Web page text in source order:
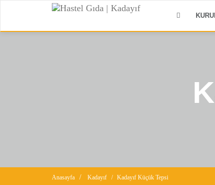
Hastel
Gıda
Anasayfa Kadayıf Kadayıf Küçük Tepsi